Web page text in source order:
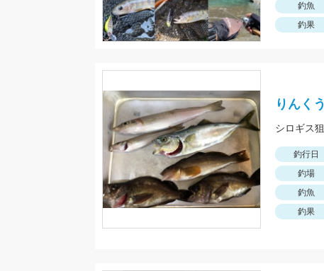
釣魚
釣果
りんく
釣行日
釣場
釣魚
釣果